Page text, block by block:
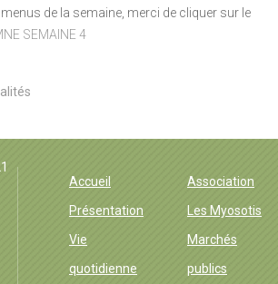
de la semaine, merci de cliquer sur le
SEMAINE 4
Accueil
Présentation
Vie
quotidienne
Association
Les Myosotis
Marchés
publics